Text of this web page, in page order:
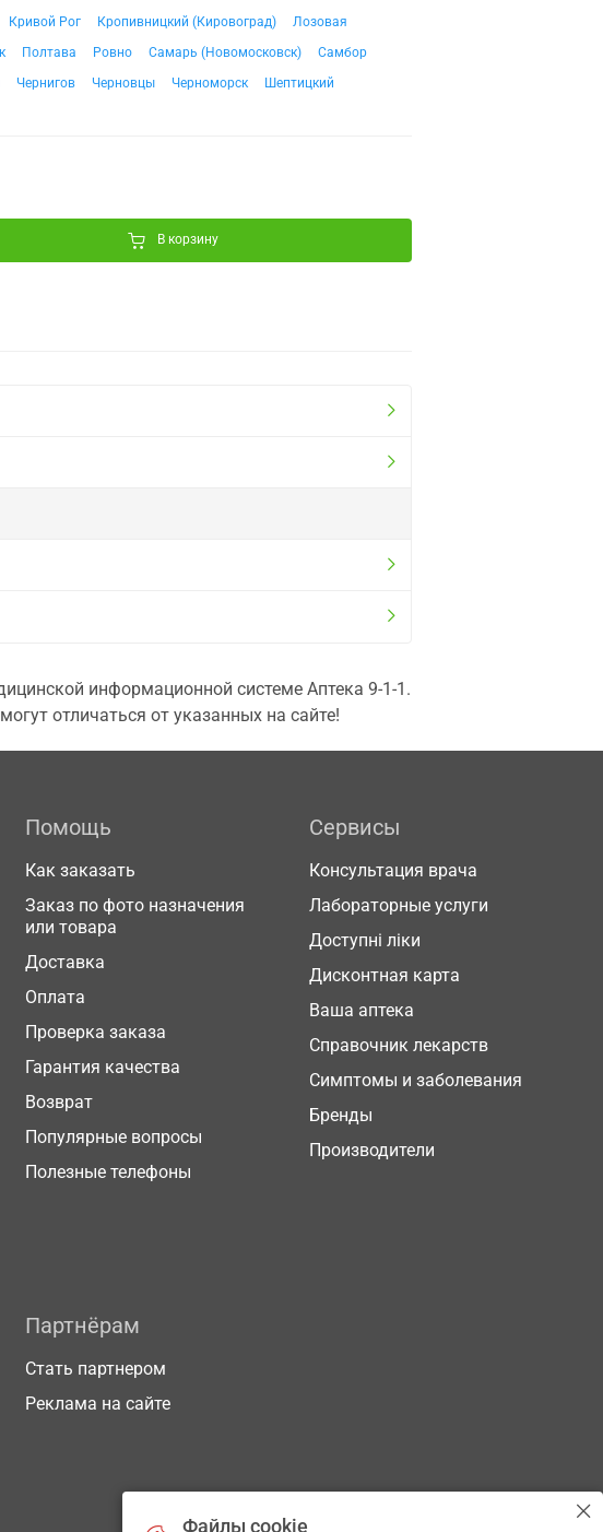
Кривой Рог Кропивницкий (Кировоград)
Лозовая
Полтава Ровно Самарь (Новомосковск)
Самбор
Чернигов Черновцы Черноморск Шептицкий
В корзину
информационной системе Аптека 9-1-1.
отличаться от указанных на сайте!
Помощь
Как заказать
Заказ по фото назначения
или товара
Доставка
Оплата
Проверка заказа
Гарантия качества
Возврат
Популярные вопросы
Полезные телефоны
Сервисы
Консультация врача
Лабораторные услуги
Доступні ліки
Дисконтная карта
Ваша аптека
Справочник лекарств
Симптомы и заболевания
Бренды
Производители
Партнёрам
Стать партнером
Реклама на сайте
Файлы cookie